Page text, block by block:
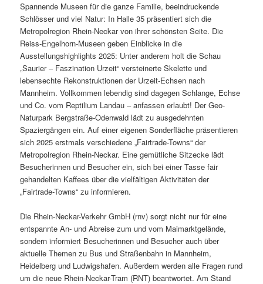
Spannende Museen für die ganze Familie, beeindruckende
Schlösser und viel Natur: In Halle 35 präsentiert sich die
Metropolregion Rhein-Neckar von ihrer schönsten Seite. Die
Reiss-Engelhorn-Museen geben Einblicke in die
Ausstellungshighlights 2025: Unter anderem holt die Schau
„Saurier – Faszination Urzeit“ versteinerte Skelette und
lebensechte Rekonstruktionen der Urzeit-Echsen nach
Mannheim. Vollkommen lebendig sind dagegen Schlange, Echse
und Co. vom Reptilium Landau – anfassen erlaubt! Der Geo-
Naturpark Bergstraße-Odenwald lädt zu ausgedehnten
Spaziergängen ein. Auf einer eigenen Sonderfläche präsentieren
sich 2025 erstmals verschiedene „Fairtrade-Towns“ der
Metropolregion Rhein-Neckar. Eine gemütliche Sitzecke lädt
Besucherinnen und Besucher ein, sich bei einer Tasse fair
gehandelten Kaffees über die vielfältigen Aktivitäten der
„Fairtrade-Towns“ zu informieren.
Die Rhein-Neckar-Verkehr GmbH (rnv) sorgt nicht nur für eine
entspannte An- und Abreise zum und vom Maimarktgelände,
sondern informiert Besucherinnen und Besucher auch über
aktuelle Themen zu Bus und Straßenbahn in Mannheim,
Heidelberg und Ludwigshafen. Außerdem werden alle Fragen rund
um die neue Rhein-Neckar-Tram (RNT) beantwortet. Am Stand